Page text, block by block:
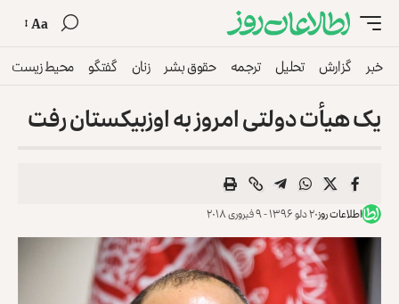
Aa
خبر گزارش تحلیل ترجمه حقوق بشر زنان گفتگو محیط زیست
یک هیأت دولتی امروز به اوزبیکستان رفت
اطلاعات روز۲۰ دلو ۱۳۹۶ - ۹ فبروری ۲۰۱۸